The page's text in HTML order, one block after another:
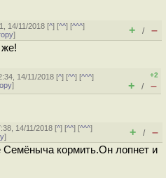
14/11/2018 [^] [^^] [^^^]
] + / –
14/11/2018 [^] [^^] [^^^]
]
+2
+ / –
14/11/2018 [^] [^^] [^^^]
] + / –
кормить.Он лопнет и